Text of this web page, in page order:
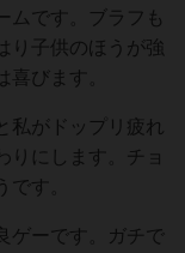
ムです。ブラフも
り子供のほうが強
びます。
私がドップリ疲れ
りにします。チョ
です。
ゲーです。ガチで